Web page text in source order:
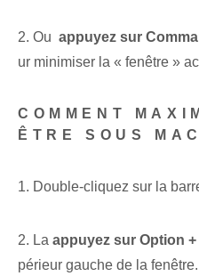
2. Ou ⁢ appuyez sur
ur minimiser la « fenêtre »
COMMENT
ÊTRE SOUS
1.⁤ Double-cliquez sur ⁤la
2. La appuyez sur Option
périeur gauche de la ‌fenêtre.